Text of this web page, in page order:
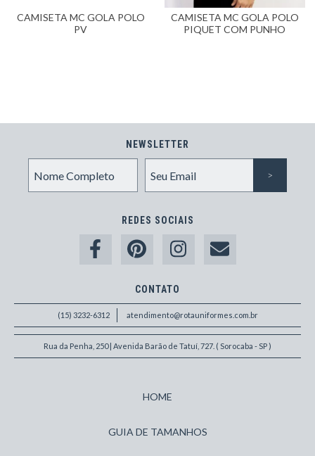
CAMISETA MC GOLA POLO
PV
CAMISETA MC GOLA POLO
PIQUET COM PUNHO
NEWSLETTER
REDES SOCIAIS
CONTATO
(15) 3232-6312 atendimento@rotauniformes.com.br
Rua da Penha, 250 | Avenida Barão de Tatuí, 727. ( Sorocaba - SP )
HOME
GUIA DE TAMANHOS